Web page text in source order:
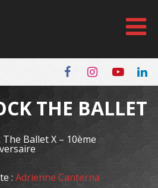
THE BALLET
The Ballet X – 10ème
:Adrienne Canterna